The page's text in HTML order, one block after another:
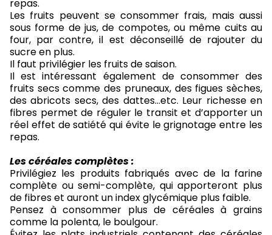
repas.
Les fruits peuvent se consommer frais, mais aussi
sous forme de jus, de compotes, ou même cuits au
four, par contre, il est déconseillé de rajouter du
sucre en plus.
Il faut privilégier les fruits de saison.
Il est intéressant également de consommer des
fruits secs comme des pruneaux, des figues sèches,
des abricots secs, des dattes…etc. Leur richesse en
fibres permet de réguler le transit et d’apporter un
réel effet de satiété qui évite le grignotage entre les
repas.
Les céréales complètes :
Privilégiez les produits fabriqués avec de la farine
complète ou semi-complète, qui apporteront plus
de fibres et auront un index glycémique plus faible.
Pensez à consommer plus de céréales à grains
comme la polenta, le boulgour.